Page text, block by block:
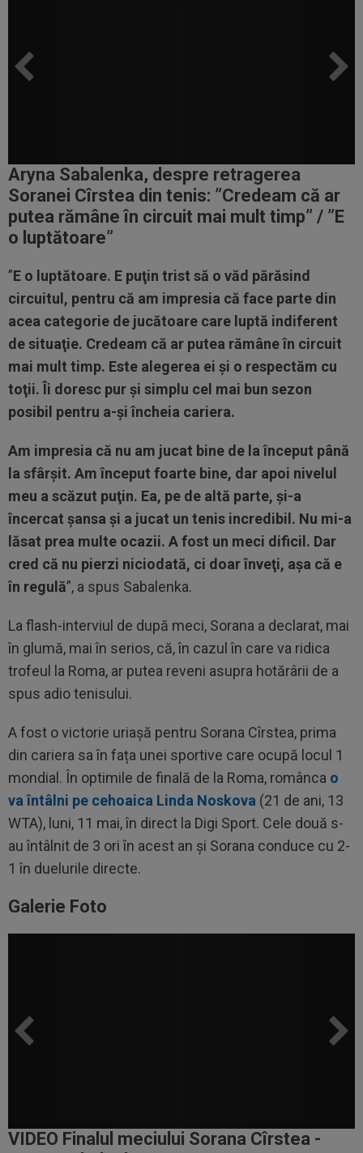
Aryna Sabalenka, despre retragerea
Soranei Cîrstea din tenis: ”Credeam că ar
putea rămâne în circuit mai mult timp” / ”E
o luptătoare”
”E o luptătoare. E puţin trist să o văd părăsind
circuitul, pentru că am impresia că face parte din
acea categorie de jucătoare care luptă indiferent
de situaţie. Credeam că ar putea rămâne în circuit
mai mult timp. Este alegerea ei şi o respectăm cu
toţii. Îi doresc pur şi simplu cel mai bun sezon
posibil pentru a-şi încheia cariera.
Am impresia că nu am jucat bine de la început până
la sfârşit. Am început foarte bine, dar apoi nivelul
meu a scăzut puţin. Ea, pe de altă parte, şi-a
încercat şansa şi a jucat un tenis incredibil. Nu mi-a
lăsat prea multe ocazii. A fost un meci dificil. Dar
cred că nu pierzi niciodată, ci doar înveţi, aşa că e
în regulă”, a spus Sabalenka.
La flash-interviul de după meci, Sorana a declarat, mai
în glumă, mai în serios, că, în cazul în care va ridica
trofeul la Roma, ar putea reveni asupra hotărârii de a
spus adio tenisului.
A fost o victorie uriașă pentru Sorana Cîrstea, prima
din cariera sa în fața unei sportive care ocupă locul 1
mondial. În optimile de finală de la Roma, românca o
va întâlni pe cehoaica Linda Noskova (21 de ani, 13
WTA), luni, 11 mai, în direct la Digi Sport. Cele două s-
au întâlnit de 3 ori în acest an și Sorana conduce cu 2-
1 în duelurile directe.
Galerie Foto
VIDEO Finalul meciului Sorana Cîrstea -